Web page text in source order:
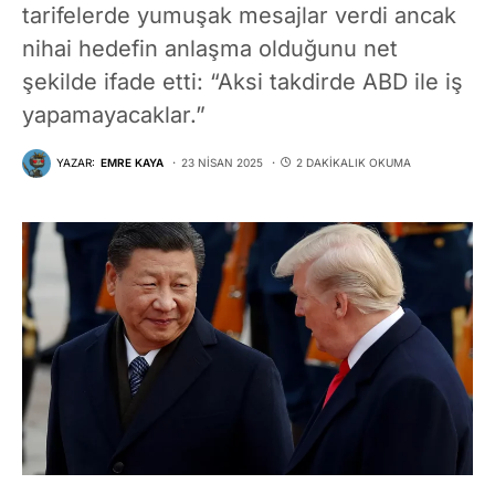
tarifelerde yumuşak mesajlar verdi ancak
nihai hedefin anlaşma olduğunu net
şekilde ifade etti: “Aksi takdirde ABD ile iş
yapamayacaklar.”
YAZAR: EMRE KAYA 23 NISAN 2025 2 DAKIKALIK OKUMA